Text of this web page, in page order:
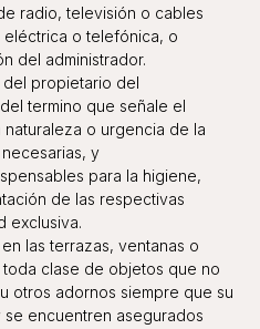
radio, televisión o cables
o telefónica, o
del administrador.
del propietario del
termino que señale el
naturaleza o urgencia de la
y
para la higiene,
de las respectivas
exclusiva.
las terrazas, ventanas o
clase de objetos que no
otros adornos siempre que su
encuentren asegurados